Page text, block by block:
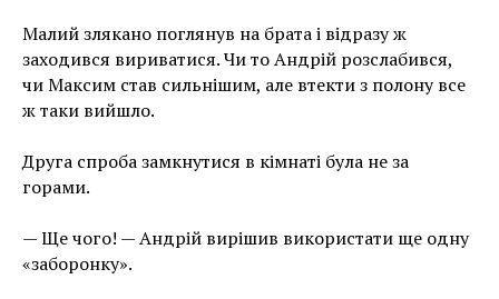
Малий злякано поглянув на брата і відразу ж
заходився вириватися. Чи то Андрій розслабився,
чи Максим став сильнішим, але втекти з полону все
ж таки вийшло.
Друга спроба замкнутися в кімнаті була не за
горами.
— Ще чого! — Андрій вирішив використати ще одну
«заборонку».